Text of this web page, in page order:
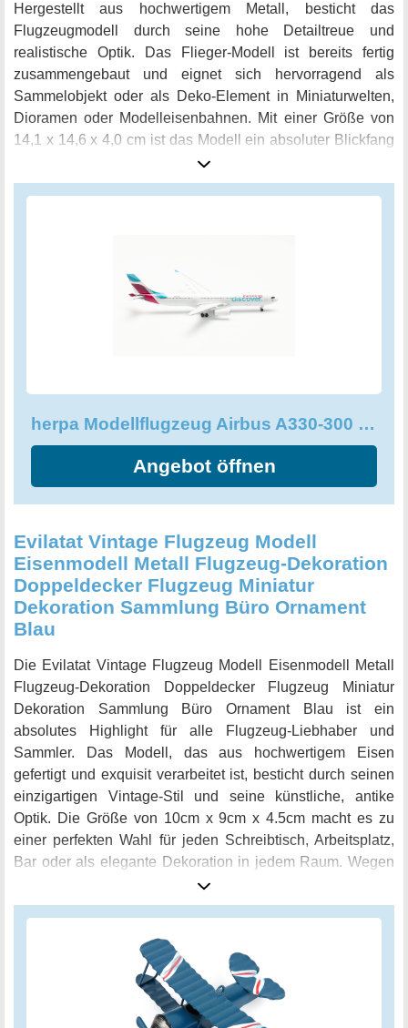
Hergestellt aus hochwertigem Metall, besticht das
Flugzeugmodell durch seine hohe Detailtreue und
realistische Optik. Das Flieger-Modell ist bereits fertig
zusammengebaut und eignet sich hervorragend als
Sammelobjekt oder als Deko-Element in Miniaturwelten,
Dioramen oder Modelleisenbahnen. Mit einer Größe von
14,1 x 14,6 x 4,0 cm ist das Modell ein absoluter Blickfang
und lässt sich an jedem gewünschten Ort platzieren. Das
Langstreckenflugzeug mit 8 Exemplaren der längeren
originalgetreuen Modellen aus den Bereichen Automobil-
und Flugverkehr, legt seit über 70 Jahren höchsten Wert
auf Qualität und eine akkurate Detailtreue. Mit diesem
nicht vorbei!
herpa Modellflugzeug Airbus A330-300 Eurowings Discover Maßstab
Angebot öffnen
Evilatat Vintage Flugzeug Modell
Eisenmodell Metall Flugzeug-Dekoration
Doppeldecker Flugzeug Miniatur
Dekoration Sammlung Büro Ornament
Blau
Die Evilatat Vintage Flugzeug Modell Eisenmodell Metall
Flugzeug-Dekoration Doppeldecker Flugzeug Miniatur
Dekoration Sammlung Büro Ornament Blau ist ein
absolutes Highlight für alle Flugzeug-Liebhaber und
Sammler. Das Modell, das aus hochwertigem Eisen
gefertigt und exquisit verarbeitet ist, besticht durch seinen
einzigartigen Vintage-Stil und seine künstliche, antike
Optik. Die Größe von 10cm x 9cm x 4.5cm macht es zu
einer perfekten Wahl für jeden Schreibtisch, Arbeitsplatz,
Bar oder als elegante Dekoration in jedem Raum. Wegen
der Handarbeit kann es leichte Kratzern und Flecken
geben. Jedoch mit viel Detail zum Original und einer
Falls durch den Transport leichte Verformungen auftreten,
kann man das Modell manuell anpassen und so perfekt
präsentieren. Die Evilatat Vintage Flugzeug Modell
Eisenmodell Metall Flugzeug-Dekoration Doppeldecker